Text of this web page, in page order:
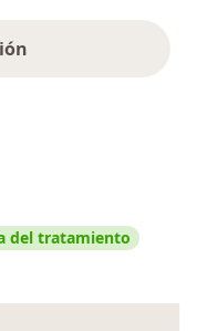
del tratamiento